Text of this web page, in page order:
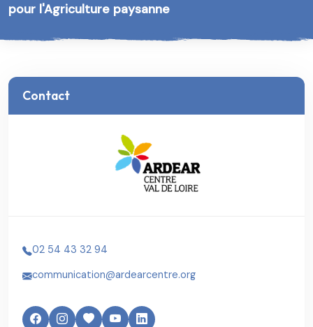
pour l'Agriculture paysanne
Contact
02 54 43 32 94
communication@ardearcentre.org